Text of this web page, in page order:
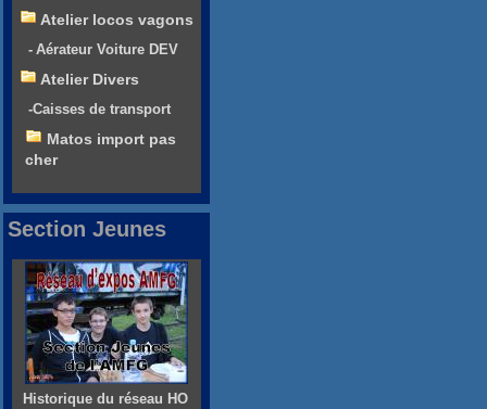
Atelier locos vagons
- Aérateur Voiture DEV
Atelier Divers
-Caisses de transport
Matos import pas
cher
Section Jeunes
Historique du réseau HO